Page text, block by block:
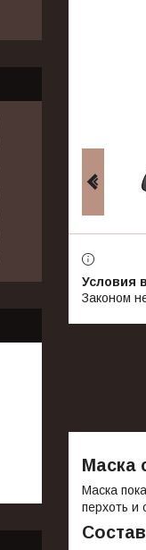
Законом
Маска
Маска
перхоть и